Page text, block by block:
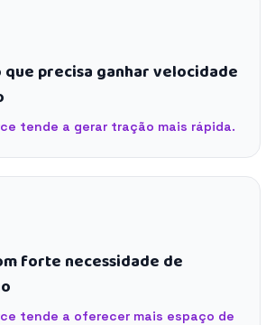
precisa ganhar velocidade
tende a gerar tração mais rápida.
forte necessidade de
tende a oferecer mais espaço de